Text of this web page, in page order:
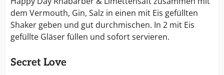
dem Vermouth, Gin, Salz in einen mit Eis gefüllten
Shaker geben und gut durchmischen. In 2 mit Eis
gefüllte Gläser füllen und sofort servieren.
Secret Love